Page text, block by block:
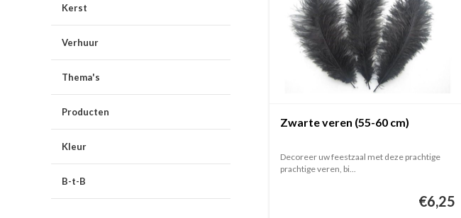
Kerst
Verhuur
Thema's
Producten
Kleur
B-t-B
Zwarte veren (55-60 cm)
Decoreer uw feestzaal met deze prachtige
prachtige veren, bi...
€6,25